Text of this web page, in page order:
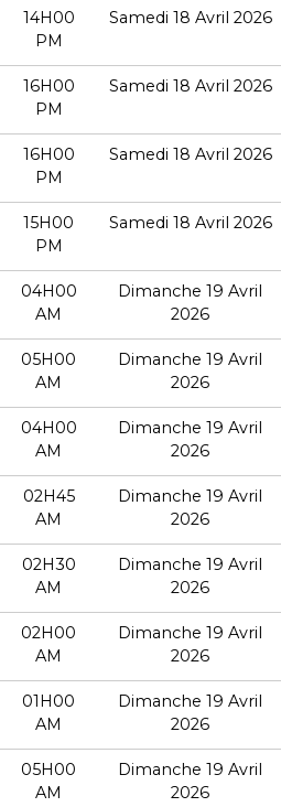
14H00
PM
Samedi 18 Avril 2026
16H00
PM
Samedi 18 Avril 2026
16H00
PM
Samedi 18 Avril 2026
15H00
PM
Samedi 18 Avril 2026
04H00
AM
Dimanche 19 Avril
2026
05H00
AM
Dimanche 19 Avril
2026
04H00
AM
Dimanche 19 Avril
2026
02H45
AM
Dimanche 19 Avril
2026
02H30
AM
Dimanche 19 Avril
2026
02H00
AM
Dimanche 19 Avril
2026
01H00
AM
Dimanche 19 Avril
2026
05H00
AM
Dimanche 19 Avril
2026